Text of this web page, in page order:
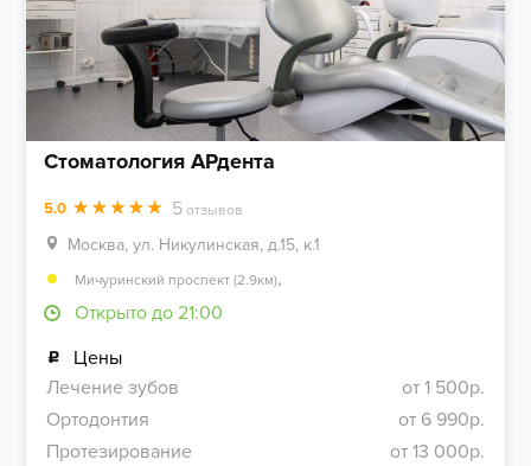
Стоматология АРдента
5.0 5 отзывов
Москва, ул. Никулинская, д.15, к.1
Мичуринский проспект (2.9км),
Открыто до 21:00
Цены
Лечение зубов
от 1 500р.
Ортодонтия
от 6 990р.
Протезирование
от 13 000р.